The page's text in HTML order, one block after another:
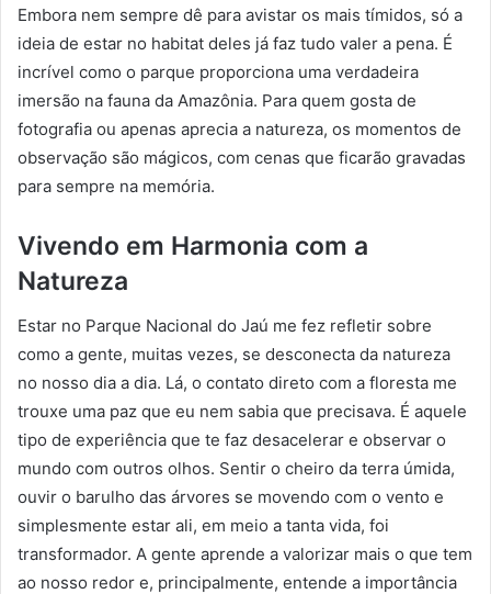
Embora nem sempre dê para avistar os mais tímidos, só a
ideia de estar no habitat deles já faz tudo valer a pena. É
incrível como o parque proporciona uma verdadeira
imersão na fauna da Amazônia. Para quem gosta de
fotografia ou apenas aprecia a natureza, os momentos de
observação são mágicos, com cenas que ficarão gravadas
para sempre na memória.
Vivendo em Harmonia com a
Natureza
Estar no Parque Nacional do Jaú me fez refletir sobre
como a gente, muitas vezes, se desconecta da natureza
no nosso dia a dia. Lá, o contato direto com a floresta me
trouxe uma paz que eu nem sabia que precisava. É aquele
tipo de experiência que te faz desacelerar e observar o
mundo com outros olhos. Sentir o cheiro da terra úmida,
ouvir o barulho das árvores se movendo com o vento e
simplesmente estar ali, em meio a tanta vida, foi
transformador. A gente aprende a valorizar mais o que tem
ao nosso redor e, principalmente, entende a importância